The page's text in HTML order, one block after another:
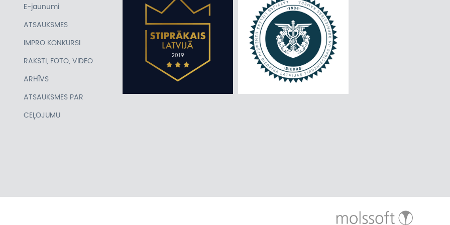
E-jaunumi
ATSAUKSMES
IMPRO KONKURSI
RAKSTI, FOTO, VIDEO
ARHĪVS
ATSAUKSMES PAR
CEĻOJUMU